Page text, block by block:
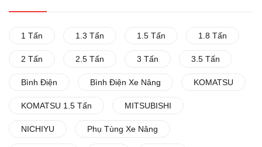
1 Tấn 1.3 Tấn 1.5 Tấn 1.8 Tấn
2 Tấn 2.5 Tấn 3 Tấn 3.5 Tấn
Bình Điện Bình Điện Xe Nâng KOMATSU
KOMATSU 1.5 Tấn MITSUBISHI
NICHIYU Phụ Tùng Xe Nâng